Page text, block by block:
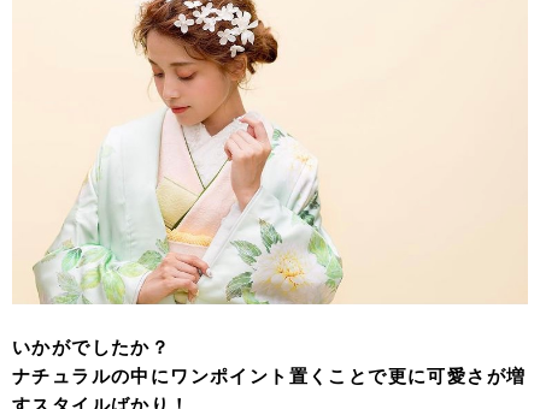
いかがでしたか？
ナチュラルの中にワンポイント置くことで更に可愛さが増